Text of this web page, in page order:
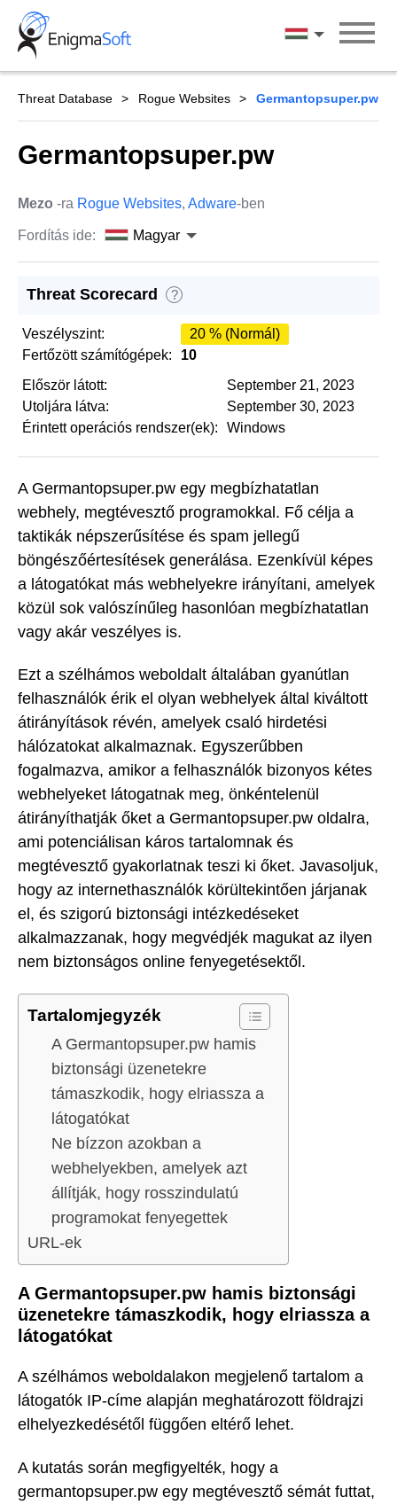
Skip
content
Magyar
Threat Database Rogue Websites Germantopsuper.pw
Germantopsuper.pw
Mezo -ra Rogue Websites, Adware-ben
Fordítás ide: Magyar
Threat Scorecard ?
Veszélyszint:
20 % (Normál)
Fertőzött számítógépek:
10
Először látott:
September 21, 2023
Utoljára látva:
September 30, 2023
Érintett operációs rendszer(ek):
Windows
A Germantopsuper.pw egy megbízhatatlan
webhely, megtévesztő programokkal. Fő célja a
taktikák népszerűsítése és spam jellegű
böngészőértesítések generálása. Ezenkívül képes
a látogatókat más webhelyekre irányítani, amelyek
közül sok valószínűleg hasonlóan megbízhatatlan
vagy akár veszélyes is.
Ezt a szélhámos weboldalt általában gyanútlan
felhasználók érik el olyan webhelyek által kiváltott
átirányítások révén, amelyek csaló hirdetési
hálózatokat alkalmaznak. Egyszerűbben
fogalmazva, amikor a felhasználók bizonyos kétes
webhelyeket látogatnak meg, önkéntelenül
átirányíthatják őket a Germantopsuper.pw oldalra,
ami potenciálisan káros tartalomnak és
megtévesztő gyakorlatnak teszi ki őket. Javasoljuk,
hogy az internethasználók körültekintően járjanak
el, és szigorú biztonsági intézkedéseket
alkalmazzanak, hogy megvédjék magukat az ilyen
nem biztonságos online fenyegetésektől.
Tartalomjegyzék
A Germantopsuper.pw hamis
biztonsági üzenetekre
támaszkodik, hogy elriassza a
látogatókat
Ne bízzon azokban a
webhelyekben, amelyek azt
állítják, hogy rosszindulatú
programokat fenyegettek
URL-ek
A Germantopsuper.pw hamis biztonsági
üzenetekre támaszkodik, hogy elriassza a
látogatókat
A szélhámos weboldalakon megjelenő tartalom a
látogatók IP-címe alapján meghatározott földrajzi
elhelyezkedésétől függően eltérő lehet.
A kutatás során megfigyelték, hogy a
germantopsuper.pw egy megtévesztő sémát futtat,